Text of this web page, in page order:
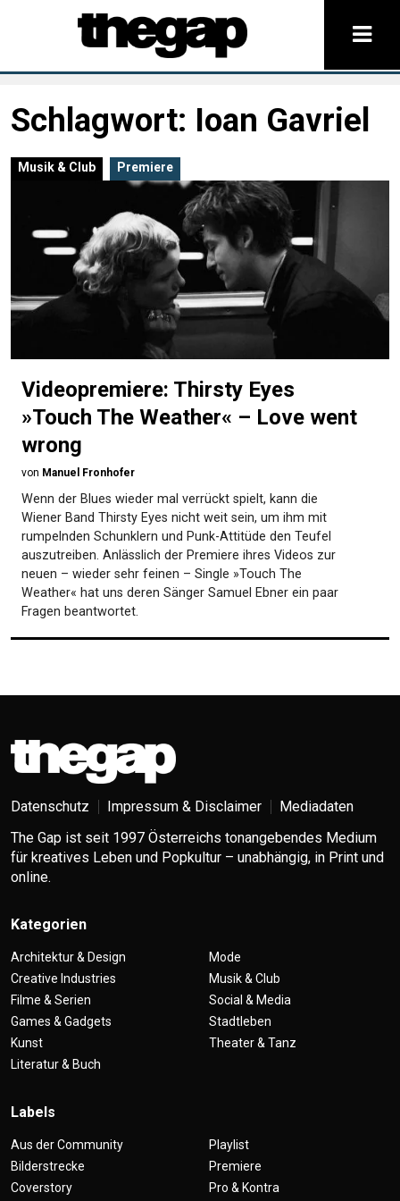
Schlagwort: Ioan Gavriel
Musik & Club Premiere
Videopremiere: Thirsty Eyes
»Touch The Weather« – Love went
wrong
von Manuel Fronhofer
Wenn der Blues wieder mal verrückt spielt, kann die
Wiener Band Thirsty Eyes nicht weit sein, um ihm mit
rumpelnden Schunklern und Punk-Attitüde den Teufel
auszutreiben. Anlässlich der Premiere ihres Videos zur
neuen – wieder sehr feinen – Single »Touch The
Weather« hat uns deren Sänger Samuel Ebner ein paar
Fragen beantwortet.
Datenschutz Impressum & Disclaimer
Mediadaten
The Gap ist seit 1997 Österreichs tonangebendes Medium
für kreatives Leben und Popkultur – unabhängig, in Print und
online.
Kategorien
Architektur & Design
Creative Industries
Filme & Serien
Games & Gadgets
Kunst
Literatur & Buch
Mode
Musik & Club
Social & Media
Stadtleben
Theater & Tanz
Labels
Aus der Community
Bilderstrecke
Coverstory
Playlist
Premiere
Pro & Kontra